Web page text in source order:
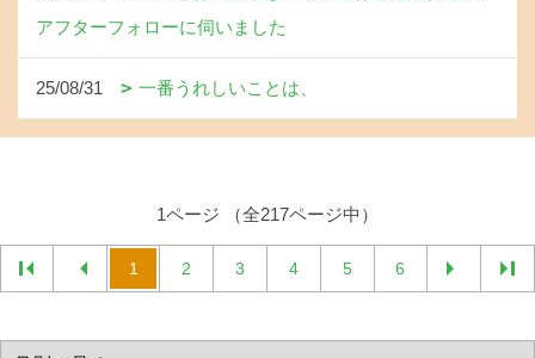
アフターフォローに伺いました
25/08/31 一番うれしいことは、
1ページ （全217ページ中）
1 2 3 4 5 6